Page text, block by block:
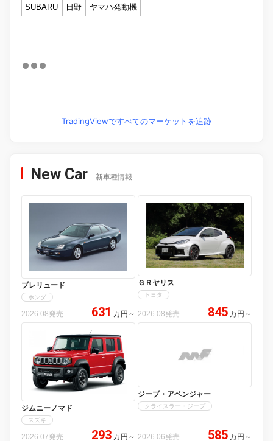
SUBARU
日野 ヤマハ発動機
TradingViewですべてのマーケットを追跡
New Car 新車種情報
プレリュード
ホンダ
2026.08発売 631 万円 ～
ＧＲヤリス
トヨタ
2026.08発売 845 万円 ～
ジムニーノマド
スズキ
2026.07発売 293 万円 ～
ジープ・アベンジャー
クライスラー・ジープ
2026.06発売 585 万円 ～